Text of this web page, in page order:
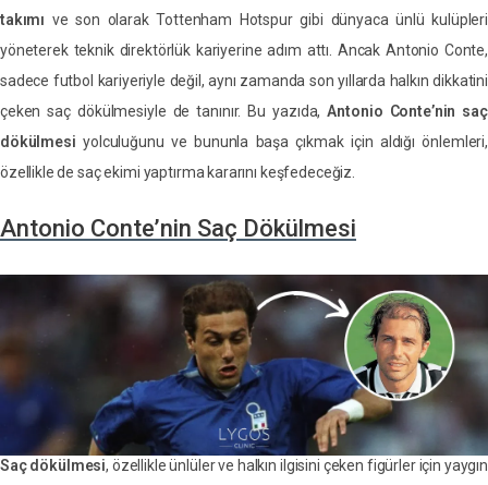
takımı ve son olarak Tottenham Hotspur gibi dünyaca ünlü kulüpleri
yöneterek teknik direktörlük kariyerine adım attı. Ancak Antonio Conte,
sadece futbol kariyeriyle değil, aynı zamanda son yıllarda halkın dikkatini
çeken saç dökülmesiyle de tanınır. Bu yazıda,Antonio Conte’nin saç
dökülmesi yolculuğunu ve bununla başa çıkmak için aldığı önlemleri,
özellikle de saç ekimi yaptırma kararını keşfedeceğiz.
Antonio Conte’nin Saç Dökülmesi
Saç dökülmesi, özellikle ünlüler ve halkın ilgisini çeken figürler için yaygın